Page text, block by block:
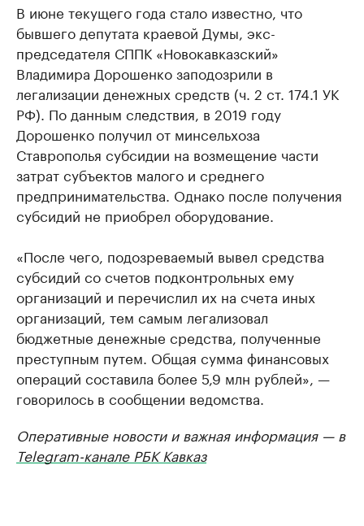
В июне текущего года стало известно, что
бывшего депутата краевой Думы, экс-
председателя СППК «Новокавказский»
Владимира Дорошенко заподозрили в
легализации денежных средств (ч. 2 ст. 174.1 УК
РФ). По данным следствия, в 2019 году
Дорошенко получил от минсельхоза
Ставрополья субсидии на возмещение части
затрат субъектов малого и среднего
предпринимательства. Однако после получения
субсидий не приобрел оборудование.
«После чего, подозреваемый вывел средства
субсидий со счетов подконтрольных ему
организаций и перечислил их на счета иных
организаций, тем самым легализовал
бюджетные денежные средства, полученные
преступным путем. Общая сумма финансовых
операций составила более 5,9 млн рублей», —
говорилось в сообщении ведомства.
Оперативные новости и важная информация — в
Telegram-канале РБК Кавказ